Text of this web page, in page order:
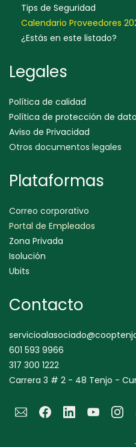
Tips de Seguridad
Calendario Proveedores
¿Estás en este listado?
Legales
Política de calidad
Política de protección de
Aviso de Privacidad
Otros documentos legales
Plataformas
Correo corporativo
Portal de Empleados
Zona Privada
Isolución
Ubits
Contacto
601 593 9966
317 300 1222
Carrera 3 # 2 - 48 Tenjo -